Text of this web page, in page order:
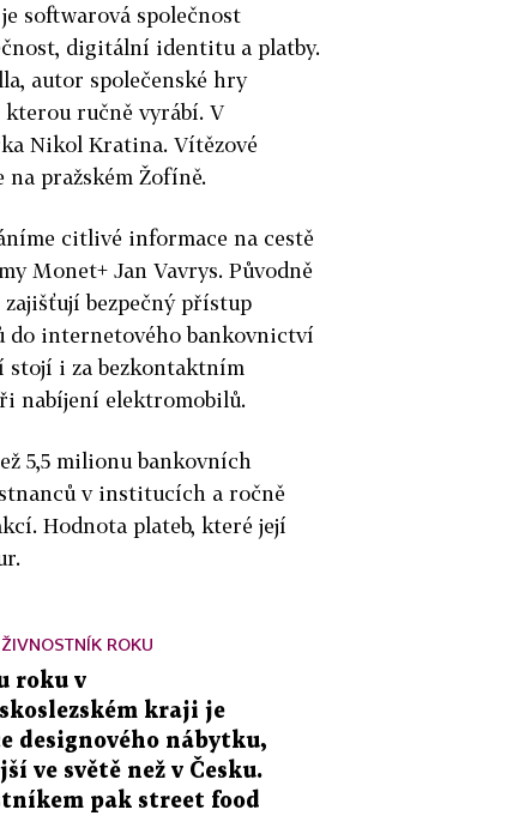
softwarová společnost
digitální identitu a platby.
autor společenské hry
ručně vyrábí. V
Nikol Kratina. Vítězové
na pražském Žofíně.
citlivé informace na cestě
Monet+ Jan Vavrys. Původně
bezpečný přístup
do internetového bankovnictví
stojí i za bezkontaktním
nabíjení elektromobilů.
5,5 milionu bankovních
v institucích a ročně
Hodnota plateb, které její
ROKU
roku v
kraji je
designového nábytku,
ve světě než v Česku.
pak street food